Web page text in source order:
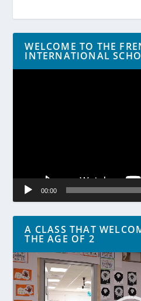
WELCOME TO THE
INTERNATIONAL
Lecteur
00:00
A CLASS THAT
THE AGE OF 2
Lecteur
vidéo